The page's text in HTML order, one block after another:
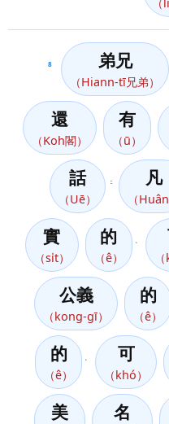
8 弟兄
（Hiann-tī兄弟）
還
（Koh閣）
有
（ū）
話
（Uē）
： 凡
（Huân
實
（si̍t）
的
（ê）
公義
（kong-gī）
的
（ê）
的
（ê）
可
（khó）
美 名